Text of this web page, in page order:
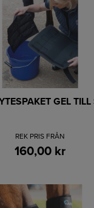
GEL
REK PRIS FRÅN
160,00 kr